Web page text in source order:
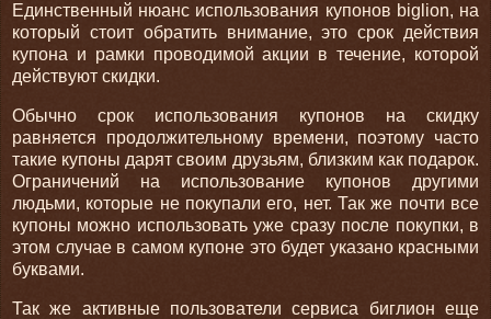
Единственный нюанс использования купонов biglion, на
который стоит обратить внимание, это срок действия
купона и рамки проводимой акции в течение, которой
действуют скидки.
Обычно срок использования купонов на скидку
равняется продолжительному времени, поэтому часто
такие купоны дарят своим друзьям, близким как подарок.
Ограничений на использование купонов другими
людьми, которые не покупали его, нет. Так же почти все
купоны можно использовать уже сразу после покупки, в
этом случае в самом купоне это будет указано красными
буквами.
Так же активные пользователи сервиса биглион еще